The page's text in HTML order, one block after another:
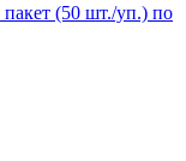
(50 шт./уп.) по